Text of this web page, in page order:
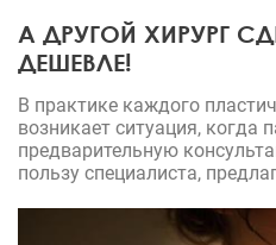
А ДРУГОЙ ХИРУРГ
ДЕШЕВЛЕ!
В практике каждого
возникает ситуация, когда
предварительную
пользу специалиста,